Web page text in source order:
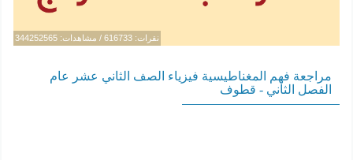
نقرات: 616733 / مشاهدات: 344252565
مراجعة فهم المغناطيسية فيزياء الصف الثاني عشر عام
الفصل الثاني - قطوف